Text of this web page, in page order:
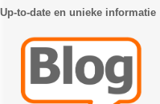
Up-to-date en unieke informatie